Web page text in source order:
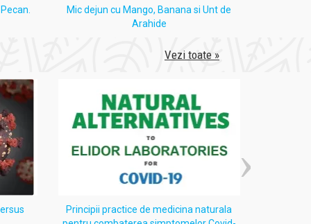
Mic dejun cu Mango, Banana si Unt de
Arahide
Vezi toate »
Principii practice de medicina naturala